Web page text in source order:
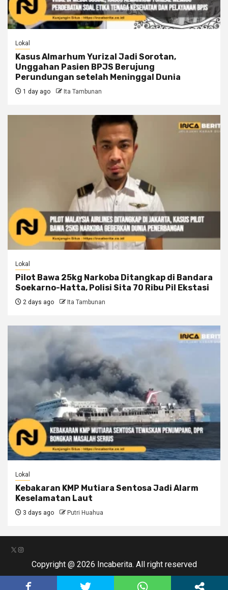
Lokal
Kasus Almarhum Yurizal Jadi Sorotan,
Unggahan Pasien BPJS Berujung
Perundungan setelah Meninggal Dunia
1 day ago Ita Tambunan
Lokal
Pilot Bawa 25kg Narkoba Ditangkap di Bandara
Soekarno-Hatta, Polisi Sita 70 Ribu Pil Ekstasi
2 days ago Ita Tambunan
Lokal
Kebakaran KMP Mutiara Sentosa Jadi Alarm
Keselamatan Laut
3 days ago Putri Huahua
X Instagram
Copyright @ 2026 Incaberita. All right reserved